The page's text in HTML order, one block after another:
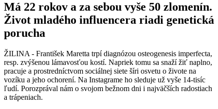
Má 22 rokov a za sebou vyše 50 zlomenín.
Život mladého influencera riadi genetická
porucha
ŽILINA - František Maretta trpí diagnózou osteogenesis imperfecta,
resp. zvýšenou lámavosťou kostí. Napriek tomu sa snaží žiť naplno,
pracuje a prostredníctvom sociálnej siete šíri osvetu o živote na
vozíku a jeho ochorení. Na Instagrame ho sleduje už vyše 14-tisíc
ľudí. Porozprával nám o svojom bežnom dni i najväčších radostiach
a trápeniach.